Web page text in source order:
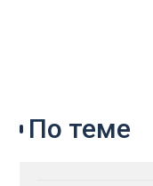
По теме